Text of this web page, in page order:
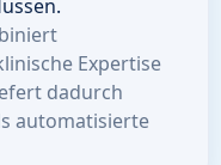
Expertise
dadurch
automatisierte